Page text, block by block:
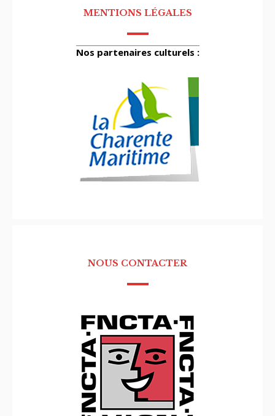
MENTIONS LÉGALES
Nos partenaires culturels :
NOUS CONTACTER